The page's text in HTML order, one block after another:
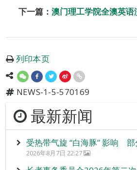
下一篇： 澳门理工学院全澳英
列印本页
NEWS-1-5-570169
最新新闻
受热带气旋 “白海豚” 影响
2026年8月7日 22:27